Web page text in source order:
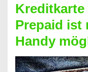
Neueröffnung
trotz
Schufaeintrag
möglich
Kreditkarte
Prepaid ist
Handy